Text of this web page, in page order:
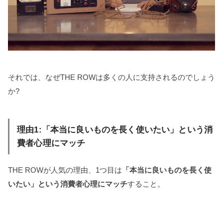
それでは、なぜTHE ROWは多くの人に支持されるのでしょう
か?
理由1:「本当に良いものを長く使いたい」という消
費者心理にマッチ
THE ROWが人気の理由、1つ目は 「本当に良いものを長く使
いたい」という消費者心理にマッチすること。